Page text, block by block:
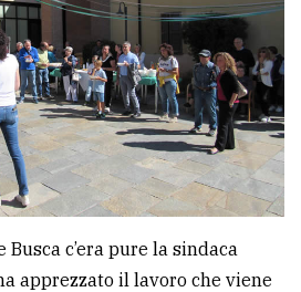
c’era pure la sindaca
apprezzato il lavoro che viene